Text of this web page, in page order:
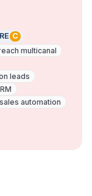
C
multicanal
leads
sales automation